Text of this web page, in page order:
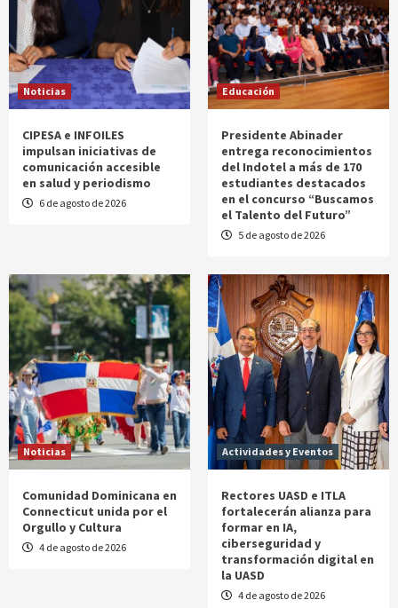
Noticias
CIPESA e INFOILES
impulsan iniciativas de
comunicación accesible
en salud y periodismo
6 de agosto de 2026
Educación
Presidente Abinader
entrega reconocimientos
del Indotel a más de 170
estudiantes destacados
en el concurso “Buscamos
el Talento del Futuro”
5 de agosto de 2026
Noticias
Comunidad Dominicana en
Connecticut unida por el
Orgullo y Cultura
4 de agosto de 2026
Actividades y Eventos
Rectores UASD e ITLA
fortalecerán alianza para
formar en IA,
ciberseguridad y
transformación digital en
la UASD
4 de agosto de 2026